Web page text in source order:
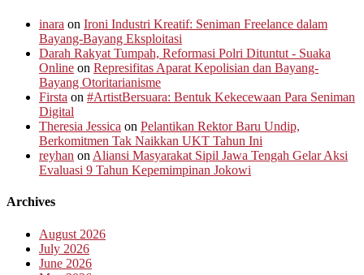
inara on Ironi Industri Kreatif: Seniman Freelance dalam
Bayang-Bayang Eksploitasi
Darah Rakyat Tumpah, Reformasi Polri Dituntut - Suaka
Online on Represifitas Aparat Kepolisian dan Bayang-
Bayang Otoritarianisme
Firsta on #ArtistBersuara: Bentuk Kekecewaan Para Seniman
Digital
Theresia Jessica on Pelantikan Rektor Baru Undip,
Berkomitmen Tak Naikkan UKT Tahun Ini
reyhan on Aliansi Masyarakat Sipil Jawa Tengah Gelar Aksi
Evaluasi 9 Tahun Kepemimpinan Jokowi
Archives
August 2026
July 2026
June 2026